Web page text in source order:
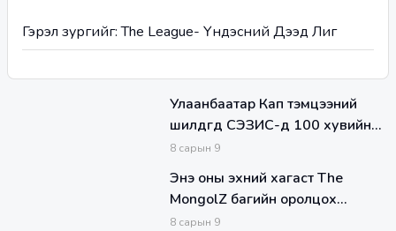
Гэрэл зургийг: The League- Үндэсний Дээд Лиг
Улаанбаатар Кап тэмцээний
шилдгүүд СЭЗИС-д 100 хувийн
тэтгэлэгтэй суралцах санамж
бичигт гарын үсэг зурлаа
8 сарын 9
Энэ оны эхний хагаст The
MongolZ багийн оролцох
тэмцээнүүд
8 сарын 9